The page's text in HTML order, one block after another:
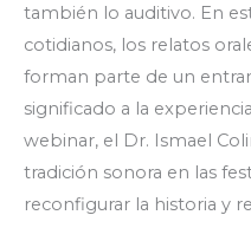
también lo auditivo. En
cotidianos, los relatos
forman parte de un
significado a la
webinar, el Dr. Ismael
tradición sonora en las
reconfigurar la historia y